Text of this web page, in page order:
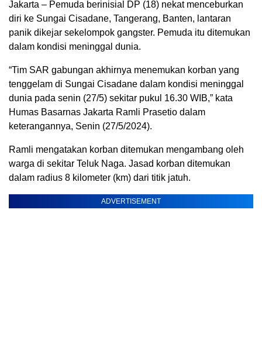
Jakarta – Pemuda berinisial DP (18) nekat menceburkan
diri ke Sungai Cisadane, Tangerang, Banten, lantaran
panik dikejar sekelompok gangster. Pemuda itu ditemukan
dalam kondisi meninggal dunia.
“Tim SAR gabungan akhirnya menemukan korban yang
tenggelam di Sungai Cisadane dalam kondisi meninggal
dunia pada senin (27/5) sekitar pukul 16.30 WIB,” kata
Humas Basarnas Jakarta Ramli Prasetio dalam
keterangannya, Senin (27/5/2024).
Ramli mengatakan korban ditemukan mengambang oleh
warga di sekitar Teluk Naga. Jasad korban ditemukan
dalam radius 8 kilometer (km) dari titik jatuh.
ADVERTISEMENT